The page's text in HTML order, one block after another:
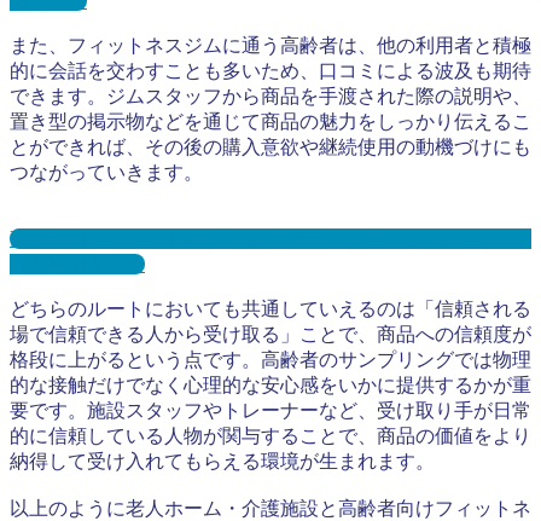
また、フィットネスジムに通う高齢者は、他の利用者と積極
的に会話を交わすことも多いため、口コミによる波及も期待
できます。ジムスタッフから商品を手渡された際の説明や、
置き型の掲示物などを通じて商品の魅力をしっかり伝えるこ
とができれば、その後の購入意欲や継続使用の動機づけにも
つながっていきます。
高齢者向けフィットネスジムサンプリングとは？メリット３
選と事例を紹介
どちらのルートにおいても共通していえるのは「信頼される
場で信頼できる人から受け取る」ことで、商品への信頼度が
格段に上がるという点です。高齢者のサンプリングでは物理
的な接触だけでなく心理的な安心感をいかに提供するかが重
要です。施設スタッフやトレーナーなど、受け取り手が日常
的に信頼している人物が関与することで、商品の価値をより
納得して受け入れてもらえる環境が生まれます。
以上のように老人ホーム・介護施設と高齢者向けフィットネ